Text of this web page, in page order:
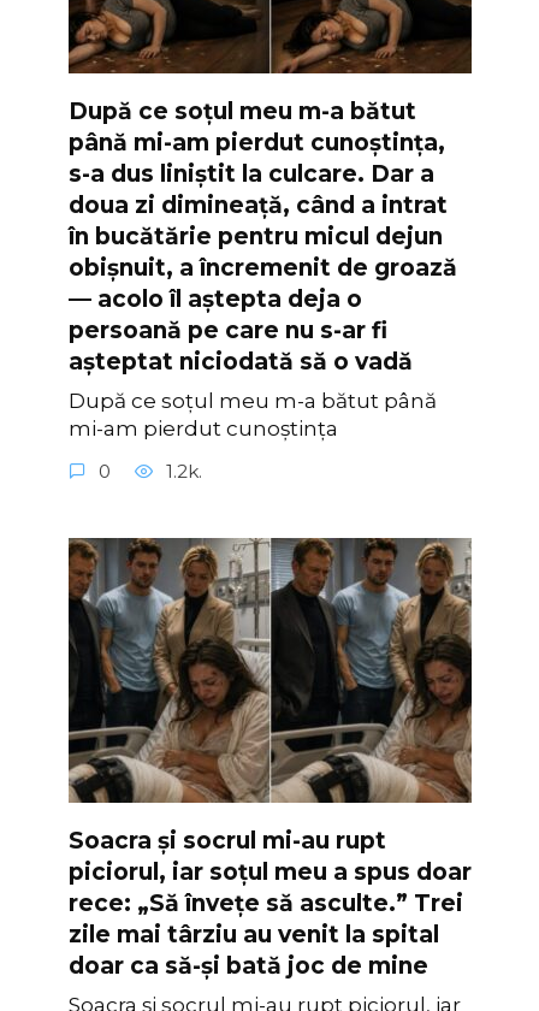
După ce soțul meu m-a bătut
până mi-am pierdut cunoștința,
s-a dus liniștit la culcare. Dar a
doua zi dimineață, când a intrat
în bucătărie pentru micul dejun
obișnuit, a încremenit de groază
— acolo îl aștepta deja o
persoană pe care nu s-ar fi
așteptat niciodată să o vadă
După ce soțul meu m-a bătut până
mi-am pierdut cunoștința
0 1.2k.
Soacra și socrul mi-au rupt
piciorul, iar soțul meu a spus doar
rece: „Să învețe să asculte.” Trei
zile mai târziu au venit la spital
doar ca să-și bată joc de mine
Soacra și socrul mi-au rupt piciorul, iar